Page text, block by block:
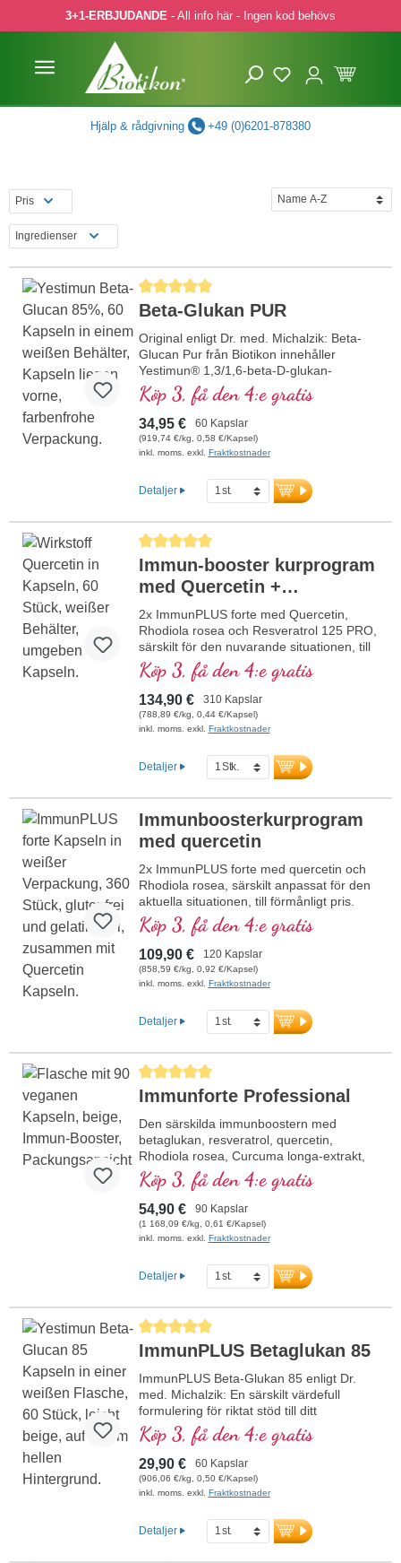
till huvudinnehåll
Hoppa till sökning
Hoppa till huvudnavigering
3+1-ERBJUDANDE - All info här - Ingen kod behövs
Hjälp & rådgivning +49 (0)6201-878380
Pris
Ingredienser
Genomsnittligt betyg på 5 av 5 stjärnor
Beta-Glukan PUR
Original enligt Dr. med. Michalzik: Beta-
Glucan Pur från Biotikon innehåller
Yestimun® 1,3/1,6-beta-D-glukan-
komplexet, som extraheras särskilt
skonsamt för att hålla den syrakänsliga
beta-1,6-glukan-sidomolekylkedjan intakt.
Till skillnad från beta-glukaner från havre
eller andra källor, som saknar sidokedjor,
bindningsförhållande, vilket gör det
särskilt värdefullt. Per dagsdos (1–3
med en renhet på minst 85 %. Fri från
tillsatser och förpackad med en
aluminiumfri försegling.
mer information om Beta-Glucan Pur
Köp 3, få den 4:e gratis
34,95 € 60 Kapslar
(919,74 €/kg, 0,58 €/Kapsel)
inkl. moms. exkl. Fraktkostnader
Detaljer
Genomsnittligt betyg på 5 av 5 stjärnor
Immun-booster kurprogram
med Quercetin +
Resveratrol
2x ImmunPLUS forte med Quercetin,
Rhodiola rosea och Resveratrol 125 PRO,
särskilt för den nuvarande situationen, till
förmånligt pris. Med selen, zink samt
vitaminerna C och D, vilka bidrar till att
stödja immunsystemets normala funktion.
Köp 3, få den 4:e gratis
134,90 € 310 Kapslar
(788,89 €/kg, 0,44 €/Kapsel)
inkl. moms. exkl. Fraktkostnader
Detaljer
Immunboosterkurprogram
med quercetin
2x ImmunPLUS forte med quercetin och
Rhodiola rosea, särskilt anpassat för den
aktuella situationen, till förmånligt pris.
Med selen, zink samt vitaminerna C och
D, vilka bidrar till att stödja
immunsystemets normala funktion.
Köp 3, få den 4:e gratis
109,90 € 120 Kapslar
(858,59 €/kg, 0,92 €/Kapsel)
inkl. moms. exkl. Fraktkostnader
Detaljer
Genomsnittligt betyg på 5 av 5 stjärnor
Immunforte Professional
Den särskilda immunboostern med
betaglukan, resveratrol, quercetin,
Rhodiola rosea, Curcuma longa-extrakt,
EGCG och piperinextrakt. Vitamin D3,
vitamin C, selen och zink bidrar till
immunsystemets normala funktion.
Köp 3, få den 4:e gratis
54,90 € 90 Kapslar
(1 168,09 €/kg, 0,61 €/Kapsel)
inkl. moms. exkl. Fraktkostnader
Detaljer
Genomsnittligt betyg på 5 av 5 stjärnor
ImmunPLUS Betaglukan 85
ImmunPLUS Beta-Glukan 85 enligt Dr.
med. Michalzik: En särskilt värdefull
formulering för riktat stöd till ditt
immunsystem. Innehåller Yestimun®
1,3/1,6-beta-D-glukan av hög kvalitet med
en hög beta-glukanhalt på 85 % samt
naturligt vitamin C från CamuCamu. Den
unika kombinationen av beta-glukan och
immunsystemets normala funktion.
Perfekt för alla som värdesätter högsta
Köp 3, få den 4:e gratis
29,90 € 60 Kapslar
(906,06 €/kg, 0,50 €/Kapsel)
inkl. moms. exkl. Fraktkostnader
Detaljer